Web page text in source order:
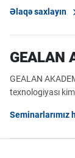
Əlaqə saxlayın
GEALAN
GEALAN
texnologiyası
Seminarlarımız